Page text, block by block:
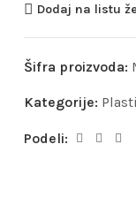
Dodaj na listu
Šifra proizvoda:
Kategorije:
Podeli: